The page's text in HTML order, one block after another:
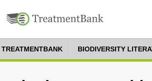
TREATMENTBANK BIODIVERSITY